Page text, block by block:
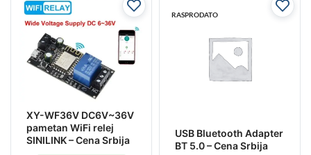
XY-WF36V DC6V~36V
pametan WiFi relej
SINILINK – Cena Srbija
RASPRODATO
USB Bluetooth Adapter
BT 5.0 – Cena Srbija